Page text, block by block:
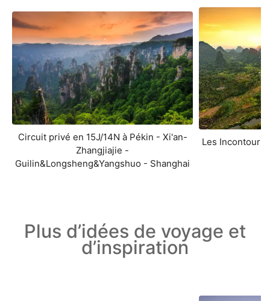
Circuit privé en 15J/14N à Pékin - Xi'an-
Zhangjiajie -
Guilin&Longsheng&Yangshuo - Shanghai
Les
Plus d’idées de voyage et
d’inspiration